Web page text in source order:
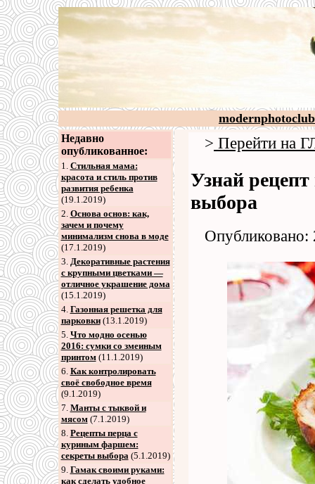
Недавно
опубликованное:
1. Стильная мама:
красота и стиль против
развития ребенка
(19.1.2019)
2. Основа основ: как,
зачем и почему
минимализм снова в моде
(17.1.2019)
3. Декоративные растения
с крупными цветками —
отличное украшение дома
(15.1.2019)
4. Газонная решетка для
парковки(13.1.2019)
5. Что модно осенью
2016: сумки со змеиным
принтом(11.1.2019)
6. Как контролировать
своё свободное время
(9.1.2019)
7. Манты с тыквой и
мясом(7.1.2019)
8. Рецепты перца с
куриным фаршем:
секреты выбора(5.1.2019)
9. Гамак своими руками:
как сделать удобное
> Перейти на
Узнай
выбора
Опубликовано: